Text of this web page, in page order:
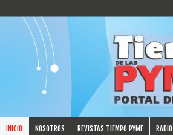
INICIO NOSOTROS REVISTAS TIEMPO PYME RADIO